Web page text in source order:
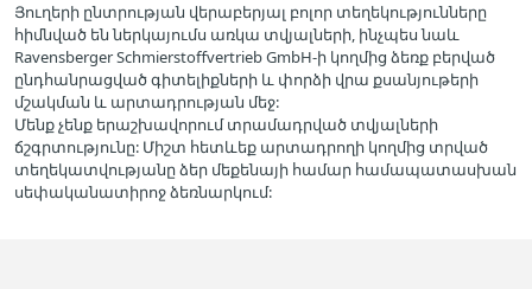
Յուղերի ընտրության վերաբերյալ բոլոր տեղեկությունները
հիմնված են ներկայումս առկա տվյալների, ինչպես նաև
Ravensberger Schmierstoffvertrieb GmbH-ի կողմից ձեռք բերված
ընդհանրացված գիտելիքների և փորձի վրա քսանյութերի
մշակման և արտադրության մեջ:
Մենք չենք երաշխավորում տրամադրված տվյալների
ճշգրտությունը: Միշտ հետևեք արտադրողի կողմից տրված
տեղեկատվությանը ձեր մեքենայի համար համապատասխան
սեփականատիրոջ ձեռնարկում: